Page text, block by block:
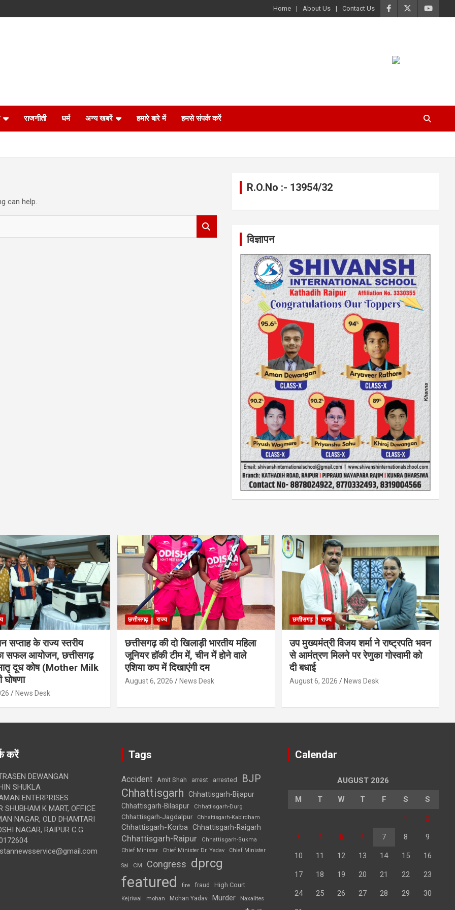
Home About Us Contact Us
राजनीती धर्म अन्य खबरें हमारे बारे में हमसे संपर्क करें
can help.
R.O.No :- 13954/32
विज्ञापन
सप्ताह के राज्य स्तरीय
सफल आयोजन, छत्तीसगढ़
दूध कोष (Mother Milk
News Desk
छत्तीसगढ़ राज्य
छत्तीसगढ़ की दो खिलाड़ी भारतीय महिला
जूनियर हॉकी टीम में, चीन में होने वाले
एशिया कप में दिखाएंगी दम
August 6, 2026 News Desk
छत्तीसगढ़ राज्य
उप मुख्यमंत्री विजय शर्मा ने राष्ट्रपति भवन
से आमंत्रण मिलने पर रेणुका गोस्वामी को
दी बधाई
August 6, 2026 News Desk
करें
DEWANGAN
SHUKLA
ENTERPRISES
SHUBHAM K MART, OFFICE
NAGAR, OLD DHAMTARI
NAGAR, RAIPUR C.G.
Tags
Accident Amit Shah arrest arrested BJP
Chhattisgarh
Chhattisgarh-Bijapur
Chhattisgarh-Bilaspur
Chhattisgarh-Durg
Chhattisgarh-Jagdalpur Chhattisgarh-Kabirdham
Chhattisgarh-Korba Chhattisgarh-Raigarh
Chhattisgarh-Raipur
Chhattisgarh-Sukma
Chief Minister
Chief Minister Dr. Yadav Chief Minister
Sai CM Congress dprcg
featured fire fraud High Court
Kejriwal mohan Mohan Yadav Murder Naxalites
Calendar
AUGUST 2026
M T W T F S S
1 2
3 4 5 6 7 8 9
10 11 12 13 14 15 16
17 18 19 20 21 22 23
24 25 26 27 28 29 30